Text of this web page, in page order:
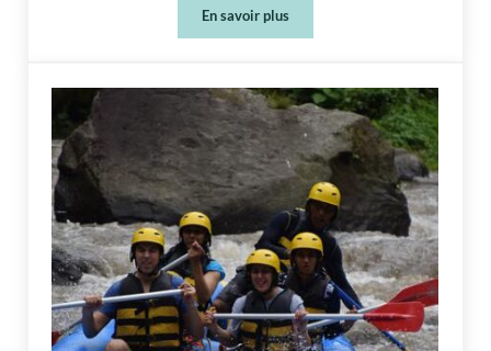
En savoir plus
Guide ultime des valves de